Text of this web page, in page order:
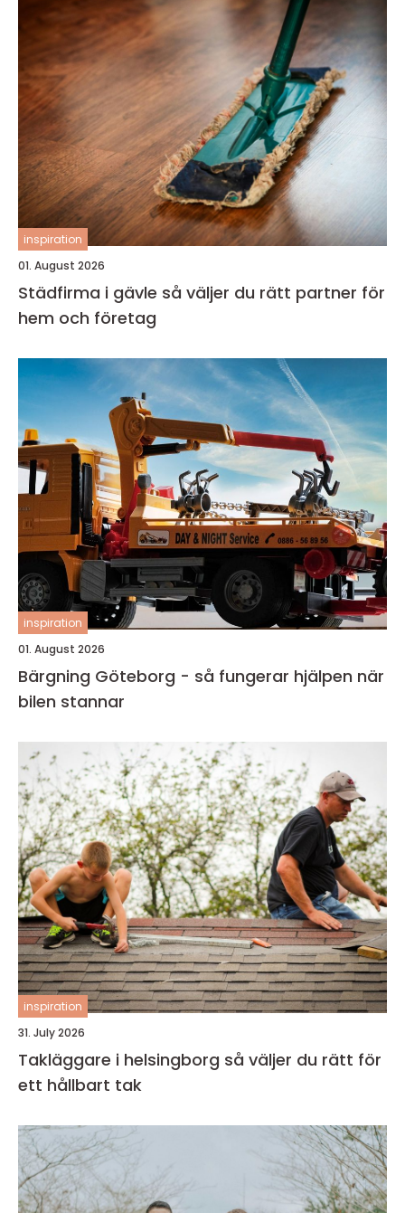
inspiration
01. August 2026
Städfirma i gävle så väljer du rätt partner för
hem och företag
inspiration
01. August 2026
Bärgning Göteborg - så fungerar hjälpen när
bilen stannar
inspiration
31. July 2026
Takläggare i helsingborg så väljer du rätt för
ett hållbart tak